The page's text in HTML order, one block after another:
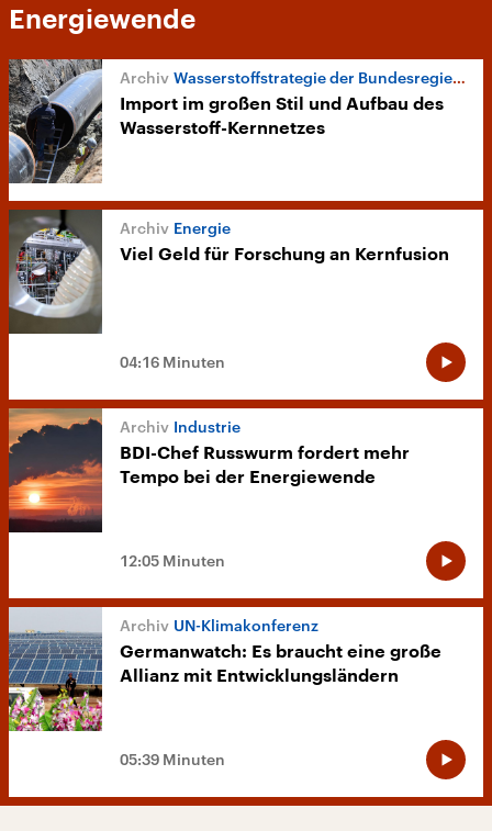
Energiewende
Wasserstoffstrategie der Bundesregierung
Import im großen Stil und Aufbau des
Wasserstoff-Kernnetzes
Energie
Viel Geld für Forschung an Kernfusion
04:16 Minuten
Industrie
BDI-Chef Russwurm fordert mehr
Tempo bei der Energiewende
12:05 Minuten
UN-Klimakonferenz
Germanwatch: Es braucht eine große
Allianz mit Entwicklungsländern
05:39 Minuten